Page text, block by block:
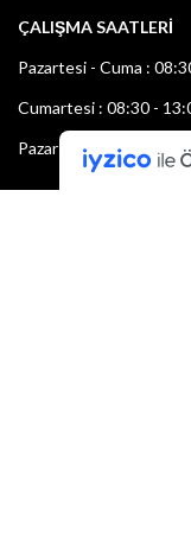
ÇALIŞMA SAATLERİ
Pazartesi - Cuma :
Cumartesi : 08:30 -
Pazar: Kapalı